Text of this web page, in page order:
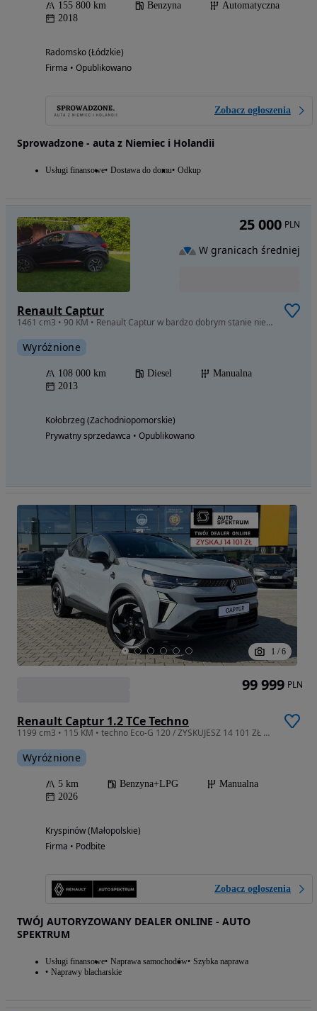
155 800 km Benzyna
Automatyczna
2018
Radomsko (Łódzkie)
Firma • Opublikowano
Zobacz ogłoszenia
Sprowadzone - auta z Niemiec i Holandii
Usługi finansowe Dostawa do domu Odkup
Renault Captur
1461 cm3 • 90 KM • Renault Captur w bardzo dobrym stanie nie wymaga nakładu finansowego
Wyróżnione
108 000 km Diesel
Manualna
2013
Kołobrzeg (Zachodniopomorskie)
Prywatny sprzedawca • Opublikowano
25 000 PLN
W granicach średniej
1 / 6
Renault Captur 1.2 TCe Techno
1199 cm3 • 115 KM • techno Eco-G 120 / ZYSKUJESZ 14 101 ZŁ Z FINANSOWANIEM!
Wyróżnione
5 km Benzyna+LPG
Manualna
2026
Kryspinów (Małopolskie)
Firma • Podbite
Zobacz ogłoszenia
TWÓJ AUTORYZOWANY DEALER ONLINE - AUTO
SPEKTRUM
Usługi finansowe Naprawa samochodów Szybka naprawa
Naprawy blacharskie
99 999 PLN